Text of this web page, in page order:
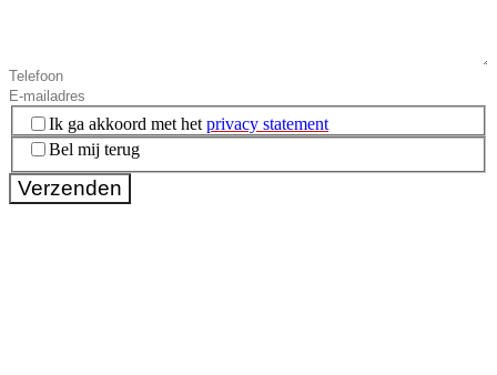
Instemming(Vereist)
Ik ga akkoord met het privacy statement
Bel mij terug
Verzenden